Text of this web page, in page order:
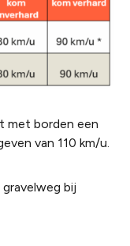
met borden een
van 110 km/u.
bij